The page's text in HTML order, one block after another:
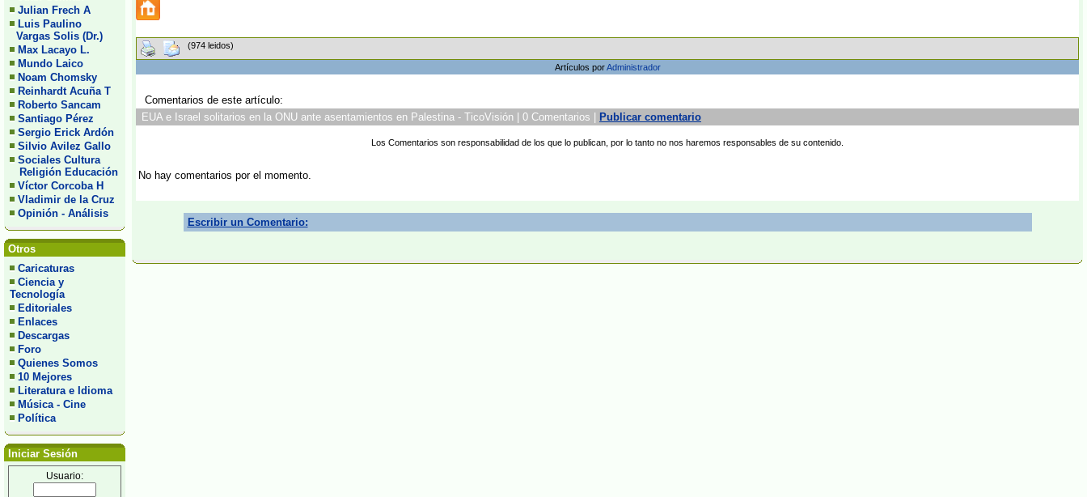
Julian Frech A
Luis Paulino
Vargas Solis (Dr.)
Max Lacayo L.
Mundo Laico
Noam Chomsky
Reinhardt Acuña T
Roberto Sancam
Santiago Pérez
Sergio Erick Ardón
Silvio Avilez Gallo
Sociales Cultura
Religión Educación
Víctor Corcoba H
Vladimir de la Cruz
Opinión - Análisis
Otros
Caricaturas
Ciencia y
Tecnología
Editoriales
Enlaces
Descargas
Foro
Quienes Somos
10 Mejores
Literatura e Idioma
Música - Cine
Política
Iniciar Sesión
Usuario:
(974 leidos)
Artículos porAdministrador
Comentarios de este artículo:
EUA e Israel solitarios en la ONU ante asentamientos en Palestina - TicoVisión | 0 Comentarios |
Publicar comentario
Los Comentarios son responsabilidad de los que lo publican, por lo tanto no nos haremos responsables de su contenido.
No hay comentarios por el momento.
Escribir un Comentario: